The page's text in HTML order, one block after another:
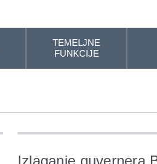
TEMELJNE
FUNKCIJE
Izlaganje guvernera